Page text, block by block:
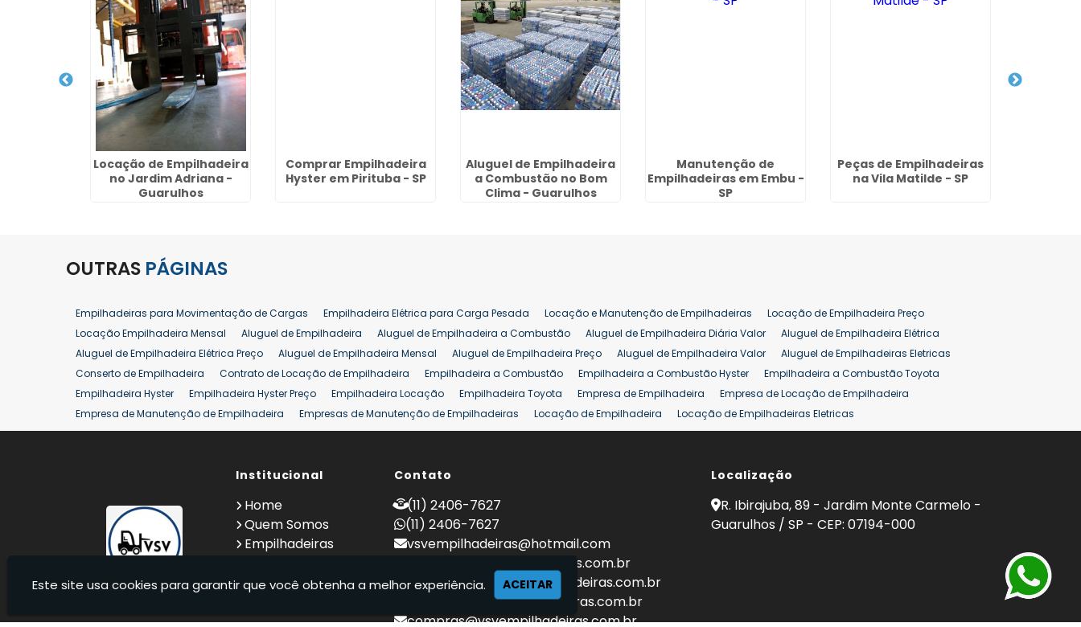
Locação de Empilhadeira
no Jardim Adriana -
Guarulhos
Comprar Empilhadeira
Hyster em Pirituba - SP
Aluguel de Empilhadeira
a Combustão no Bom
Clima - Guarulhos
Manutenção de
Empilhadeiras em Embu -
SP
Peças de Empilhadeiras
na Vila Matilde - SP
OUTRAS PÁGINAS
Empilhadeiras para Movimentação de Cargas Empilhadeira Elétrica para Carga Pesada Locação e Manutenção de Empilhadeiras
Locação de Empilhadeira Preço
Locação Empilhadeira Mensal
Aluguel de Empilhadeira Aluguel de Empilhadeira a Combustão Aluguel de Empilhadeira Diária Valor
Aluguel de Empilhadeira Elétrica
Aluguel de Empilhadeira Elétrica Preço
Aluguel de Empilhadeira Mensal Aluguel de Empilhadeira Preço Aluguel de Empilhadeira Valor
Aluguel de Empilhadeiras Eletricas
Conserto de Empilhadeira
Contrato de Locação de Empilhadeira Empilhadeira a Combustão Empilhadeira a Combustão Hyster
Empilhadeira a Combustão Toyota
Empilhadeira Hyster
Empilhadeira Hyster Preço Empilhadeira Locação Empilhadeira Toyota Empresa de Empilhadeira
Empresa de Locação de Empilhadeira
Empresa de Manutenção de Empilhadeira
Empresas de Manutenção de Empilhadeiras Locação de Empilhadeira
Locação de Empilhadeiras Eletricas
Locação Empilhadeira Hyster
Locação Empilhadeira para Hipermercados Locação Empilhadeira para Mercados
Manutenção de Empilhadeiras
Comprar Empilhadeira Comprar Empilhadeira Elétrica Comprar Empilhadeira Hyster
Locação de Empilhadeira 25 ton
Comprar Empilhadeira 25 ton Empilhadeira a Combustão 25 ton Preço de Empilhadeira 25 ton Venda Empilhadeiras 25 ton
Institucional
Home
Quem Somos
Empilhadeiras
Informações
Contato
(11) 2406-7627
(11) 2406-7627
vsvempilhadeiras@hotmail.com
locacao@vsvempilhadeiras.com.br
manutencao@vsvempilhadeiras.com.br
financeiro@vsvempilhadeiras.com.br
compras@vsvempilhadeiras.com.br
Localização
R. Ibirajuba, 89 - Jardim Monte Carmelo -
Guarulhos / SP - CEP: 07194-000
Este site usa cookies para garantir que você obtenha a melhor experiência. ACEITAR